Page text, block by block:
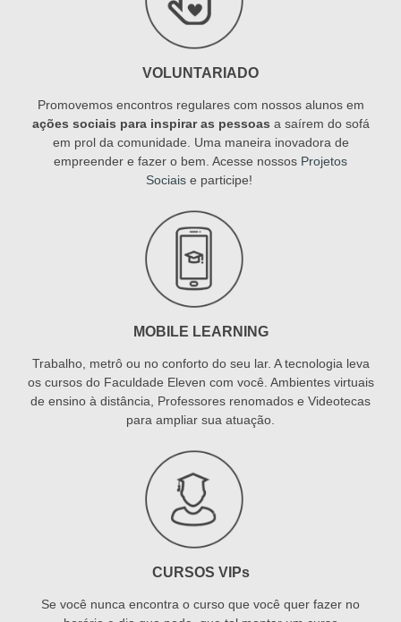
VOLUNTARIADO
Promovemos encontros regulares com nossos alunos em
ações sociais para inspirar as pessoas a saírem do sofá
em prol da comunidade. Uma maneira inovadora de
empreender e fazer o bem. Acesse nossos Projetos
Sociaise participe!
MOBILE LEARNING
Trabalho, metrô ou no conforto do seu lar. A tecnologia leva
os cursos do Faculdade Eleven com você. Ambientes virtuais
de ensino à distância, Professores renomados e Videotecas
para ampliar sua atuação.
CURSOS VIPs
Se você nunca encontra o curso que você quer fazer no